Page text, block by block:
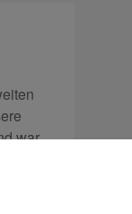
war,
uns